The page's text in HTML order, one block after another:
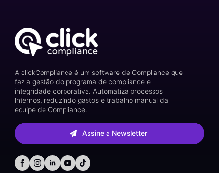
A clickCompliance é um software de Compliance que
faz a gestão do programa de compliance e
integridade corporativa. Automatiza processos
internos, reduzindo gastos e trabalho manual da
equipe de Compliance.
Assine a Newsletter